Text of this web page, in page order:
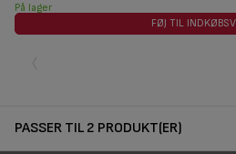
På lager
FØJ TIL
PASSER TIL 2 PRODUKT(ER)